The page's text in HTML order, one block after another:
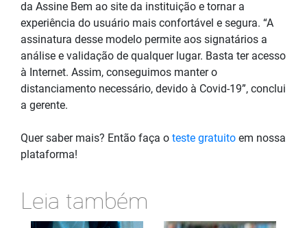
da Assine Bem ao site da instituição e tornar a
experiência do usuário mais confortável e segura. “A
assinatura desse modelo permite aos signatários a
análise e validação de qualquer lugar. Basta ter acesso
à Internet. Assim, conseguimos manter o
distanciamento necessário, devido à Covid-19”, conclui
a gerente.
Quer saber mais? Então faça o teste gratuito em nossa
plataforma!
Leia também